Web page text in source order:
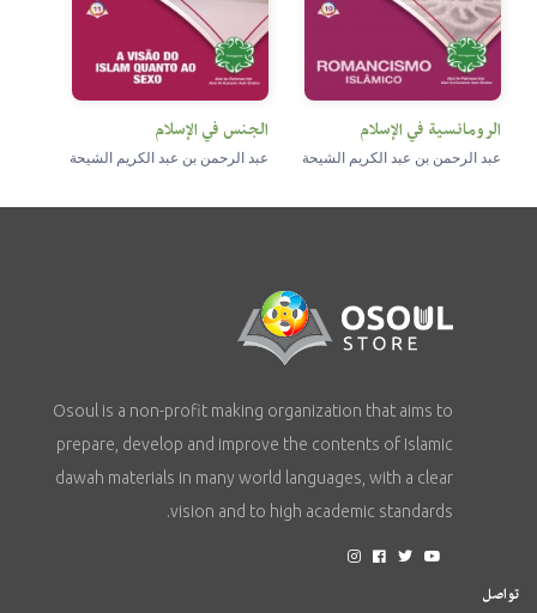
الرومانسية في الإسلام
عبد الرحمن بن عبد الكريم الشيحة
الجنس في الإسلام
عبد الرحمن بن عبد الكريم الشيحة
Osoul is a non-profit making organization that aims to
prepare, develop and improve the contents of Islamic
dawah materials in many world languages, with a clear
vision and to high academic standards.
تواصل